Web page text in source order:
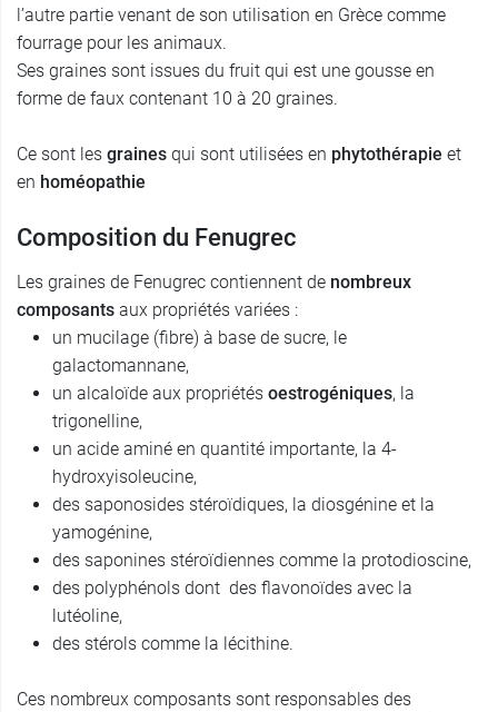
l’autre partie venant de son utilisation en Grèce comme
fourrage pour les animaux.
Ses graines sont issues du fruit qui est une gousse en
forme de faux contenant 10 à 20 graines.
Ce sont les graines qui sont utilisées en phytothérapie et
en homéopathie
Composition du Fenugrec
Les graines de Fenugrec contiennent de nombreux
composants aux propriétés variées :
un mucilage (fibre) à base de sucre, le
galactomannane,
un alcaloïde aux propriétés oestrogéniques, la
trigonelline,
un acide aminé en quantité importante, la 4-
hydroxyisoleucine,
des saponosides stéroïdiques, la diosgénine et la
yamogénine,
des saponines stéroïdiennes comme la protodioscine,
des polyphénols dont des flavonoïdes avec la
lutéoline,
des stérols comme la lécithine.
Ces nombreux composants sont responsables des